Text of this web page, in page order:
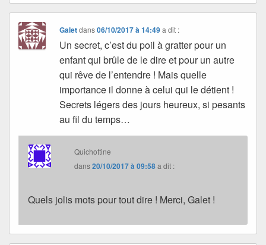
Galetdans06/10/2017 à 14:49 a dit :
Un secret, c’est du poil à gratter pour un
enfant qui brûle de le dire et pour un autre
qui rêve de l’entendre ! Mais quelle
importance il donne à celui qui le détient !
Secrets légers des jours heureux, si pesants
au fil du temps…
Quichottine
dans20/10/2017 à 09:58a dit :
Quels jolis mots pour tout dire ! Merci, Galet !